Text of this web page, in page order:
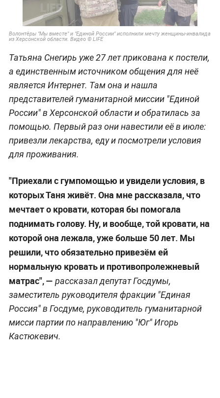
Волонтёры "Мы вместе" и "Единой России" исполнили мечту женщины-инвалида
из Херсонской области. Видео © LIFE
Татьяна Снегирь уже 27 лет прикована к постели,
а единственным источником общения для неё
является Интернет. Там она и нашла
представителей гуманитарной миссии "Единой
России" в Херсонской области и обратилась за
помощью. Первый раз они навестили её в июле:
привезли лекарства, еду и посмотрели условия
для проживания.
"Приехали с гумпомощью и увидели условия, в
которых Таня живёт. Она мне рассказала, что
мечтает о кровати, которая бы помогала
поднимать голову. Ну, и вообще, той кровати, на
которой она лежала, уже больше 50 лет. Мы
решили, что обязательно привезём ей
нормальную кровать и противопролежневый
матрас", — рассказал депутат Госдумы,
заместитель руководителя фракции "Единая
Россия" в Госдуме, руководитель гуманитарной
мисси партии по направлению "Юг" Игорь
Кастюкевич.